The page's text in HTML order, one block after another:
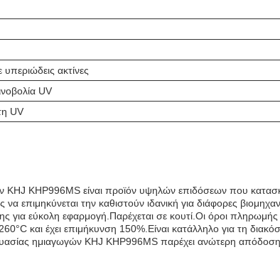
ακτίνες
UV
UV
KHJ KHP996MS είναι προϊόν υψηλών επιδόσεων που
να επιμηκύνεται την καθιστούν ιδανική για διάφορες
για εύκολη εφαρμογή.Παρέχεται σε κουτί.Οι όροι
και έχει επιμήκυνση 150%.Είναι κατάλληλο για τη
ημιαγωγών KHJ KHP996MS παρέχει ανώτερη απόδοση